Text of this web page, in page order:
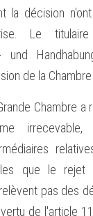
la décision
Le
und
de la
Chambre
que le rejet
pas des
de l'article